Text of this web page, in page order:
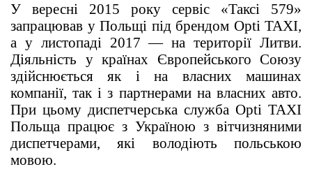
У вересні 2015 року сервіс «Таксі 579»
запрацював у Польщі під брендом Opti TAXI,
а у листопаді 2017 — на території Литви.
Діяльність у країнах Європейського Союзу
здійснюється як і на власних машинах
компанії, так і з партнерами на власних авто.
При цьому диспетчерська служба Opti TAXI
Польща працює з Україною з вітчизняними
диспетчерами, які володіють польською
мовою.